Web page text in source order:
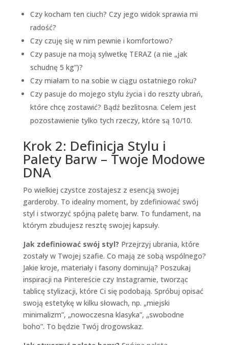
Czy kocham ten ciuch? Czy jego widok sprawia mi
radość?
Czy czuję się w nim pewnie i komfortowo?
Czy pasuje na moją sylwetkę TERAZ (a nie „jak
schudnę 5 kg”)?
Czy miałam to na sobie w ciągu ostatniego roku?
Czy pasuje do mojego stylu życia i do reszty ubrań,
które chcę zostawić? Bądź bezlitosna. Celem jest
pozostawienie tylko tych rzeczy, które są 10/10.
Krok 2: Definicja Stylu i
Palety Barw – Twoje Modowe
DNA
Po wielkiej czystce zostajesz z esencją swojej
garderoby. To idealny moment, by zdefiniować swój
styl i stworzyć spójną paletę barw. To fundament, na
którym zbudujesz resztę swojej kapsuły.
Jak zdefiniować swój styl? Przejrzyj ubrania, które
zostały w Twojej szafie. Co mają ze sobą wspólnego?
Jakie kroje, materiały i fasony dominują? Poszukaj
inspiracji na Pintereście czy Instagramie, tworząc
tablicę stylizacji, które Ci się podobają. Spróbuj opisać
swoją estetykę w kilku słowach, np. „miejski
minimalizm”, „nowoczesna klasyka”, „swobodne
boho”. To będzie Twój drogowskaz.